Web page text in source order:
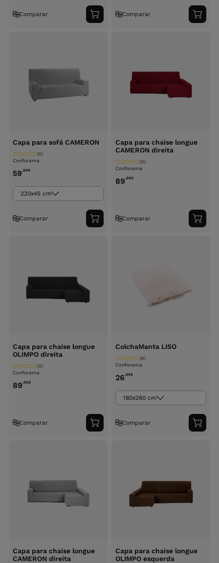
Comparar
Adicionar
ao
Comparar
ao
Capa para sofá CAMERON
Conforama
(0)
59,99€
220x45 cm
Comparar
Adicionar
ao
Capa para chaise longue
CAMERON direita
Conforama
(0)
89,99€
Comparar
ao
Capa para chaise longue
OLIMPO direita
Conforama
(0)
89,99€
Comparar
Adicionar
ao
ColchaManta LISO
Conforama
(0)
26,99€
180x260 cm
Comparar
ao
Capa para chaise longue
CAMERON direita
Capa para chaise longue
OLIMPO esquerda